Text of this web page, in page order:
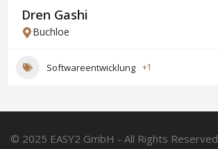
Dren Gashi
Buchloe
Softwareentwicklung +1
© 2025 EASY2 GmbH - All Rights Reserved